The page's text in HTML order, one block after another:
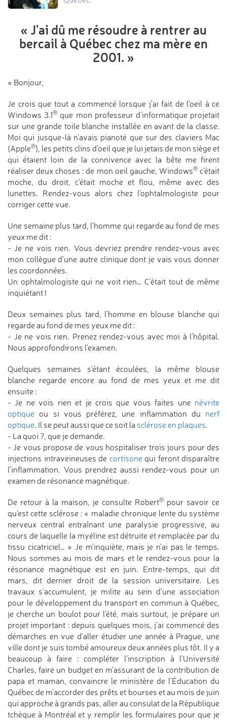
« J'ai dû me résoudre à rentrer au
bercail à Québec chez ma mère en
2001. »
« Bonjour,
Je crois que tout a commencé lorsque j'ai fait de l'oeil à ce
Windows 3.1® que mon professeur d'informatique projetait
sur une grande toile blanche installée en avant de la classe.
Moi qui jusque-là n'avais pianoté que sur des claviers Mac
(Apple®), les petits clins d'oeil que je lui jetais de mon siège et
qui étaient loin de la connivence avec la bête me firent
réaliser deux choses : de mon oeil gauche, Windows®c'était
moche, du droit, c'était moche et flou, même avec des
lunettes. Rendez-vous alors chez l'ophtalmologiste pour
corriger cette vue.
Une semaine plus tard, l'homme qui regarde au fond de mes
yeux me dit :
- Je ne vois rien. Vous devriez prendre rendez-vous avec
mon collègue d'une autre clinique dont je vais vous donner
les coordonnées.
Un ophtalmologiste qui ne voit rien… C'était tout de même
inquiétant !
Deux semaines plus tard, l'homme en blouse blanche qui
regarde au fond de mes yeux me dit :
- Je ne vois rien. Prenez rendez-vous avec moi à l'hôpital.
Nous approfondirons l'examen.
Quelques semaines s'étant écoulées, la même blouse
blanche regarde encore au fond de mes yeux et me dit
ensuite :
- Je ne vois rien et je crois que vous faites une névrite
optique ou si vous préférez, une inflammation du nerf
optique. Il se peut aussi que ce soit la sclérose en plaques.
- La quoi ?, que je demande.
- Je vous propose de vous hospitaliser trois jours pour des
injections intraveineuses de cortisonequi feront disparaître
l'inflammation. Vous prendrez aussi rendez-vous pour un
examen de résonance magnétique.
De retour à la maison, je consulte Robert® pour savoir ce
qu'est cette sclérose : « maladie chronique lente du système
nerveux central entraînant une paralysie progressive, au
cours de laquelle la myéline est détruite et remplacée par du
tissu cicatriciel… » Je m'inquiète, mais je n'ai pas le temps.
Nous sommes au mois de mars et le rendez-vous pour la
résonance magnétique est en juin. Entre-temps, qui dit
mars, dit dernier droit de la session universitaire. Les
travaux s'accumulent, je milite au sein d'une association
pour le développement du transport en commun à Québec,
je cherche un boulot pour l'été, mais surtout, je prépare un
projet important : depuis quelques mois, j'ai commencé des
démarches en vue d'aller étudier une année à Prague, une
ville dont je suis tombé amoureux deux années plus tôt. Il y a
beaucoup à faire : compléter l'inscription à l'Université
Charles, faire un budget en m'assurant de la contribution de
papa et maman, convaincre le ministère de l'Éducation du
Québec de m'accorder des prêts et bourses et au mois de juin
qui approche à grands pas, aller au consulat de la République
tchèque à Montréal et y remplir les formulaires pour que je